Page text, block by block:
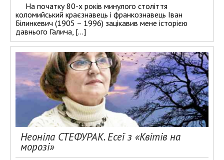
На початку 80-х років минулого століття
коломийський краєзнавець і франкознавець Іван
Білинкевич (1905 – 1996) зацікавив мене історією
давнього Галича, […]
Неоніла СТЕФУРАК. Есеї з «Квітів на
морозі»